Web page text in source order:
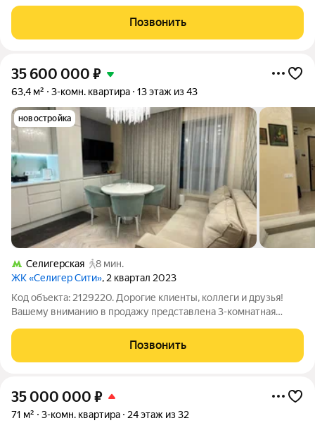
дополнительных вложений. 51,7 м продуманной планировки с
яркой 18-метровой кухней,
Позвонить
35 600 000 ₽
63,4 м² 3-комн. квартира 13 этаж из 43
новостройка
Селигерская
8 мин.
ЖК «Селигер Сити», 2 квартал 2023
Код объекта: 2129220. Дорогие клиенты, коллеги и друзья!
Вашему вниманию в продажу представлена 3-комнатная
монолитного дома 2023 года постройки. Здесь вас ждёт не
просто жильё, а продуманное до
Позвонить
35 000 000 ₽
71 м² 3-комн. квартира 24 этаж из 32